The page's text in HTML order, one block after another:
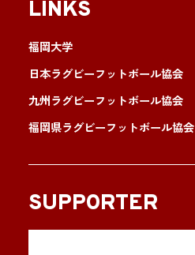
LINKS
福岡大学
日本ラグビーフットボール協会
九州ラグビーフットボール協会
福岡県ラグビーフットボール協会
SUPPORTER